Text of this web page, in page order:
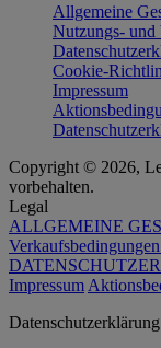
Allgemeine
Nutzungs- und
Cookie-
Impressum
Copyright © 2026,
vorbehalten.
Legal
ALLGEMEINE
Impressum